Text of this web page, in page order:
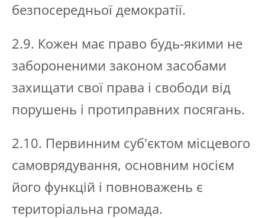
безпосередньої демократії.
2.9. Кожен має право будь-якими не
забороненими законом засобами
захищати свої права і свободи від
порушень і протиправних посягань.
2.10. Первинним суб'єктом місцевого
самоврядування, основним носієм
його функцій і повноважень є
територіальна громада.